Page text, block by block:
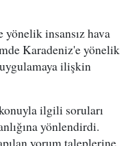
insansız hava
Karadeniz'e yönelik
ilişkin
ilgili soruları
yönlendirdi.